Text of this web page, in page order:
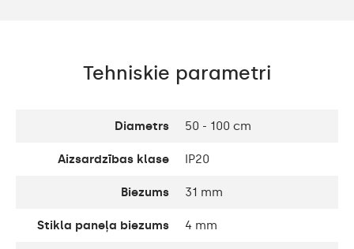
Tehniskie parametri
Diametrs 50 - 100 cm
Aizsardzības klase IP20
Biezums 31 mm
Stikla paneļa biezums 4 mm